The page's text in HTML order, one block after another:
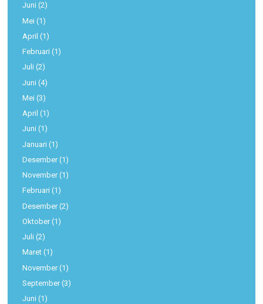
Juni (2)
Mei (1)
April (1)
Februari (1)
Juli (2)
Juni (4)
Mei (3)
April (1)
Juni (1)
Januari (1)
Desember(1)
November(1)
Februari (1)
Desember(2)
Oktober(1)
Juli (2)
Maret (1)
November(1)
September(3)
Juni (1)